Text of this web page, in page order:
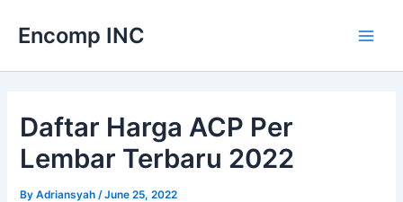
Encomp INC
Daftar Harga ACP Per
Lembar Terbaru 2022
ByAdriansyah /June 25, 2022